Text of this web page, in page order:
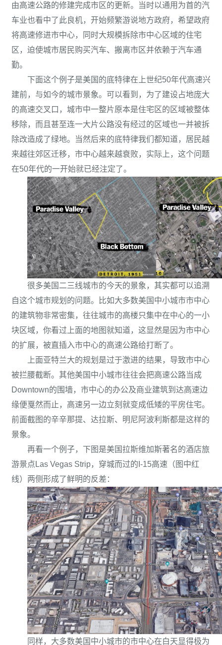
由高速公路的修建完成市区的更新。当时以通用为首的汽
车业也看中了此良机，开始频繁游说地方政府，希望政府
将高速修进市中心，同时大规模拆除市中心区域的住宅
区，迫使城市居民购买汽车、搬离市区并依赖于汽车通
勤。
下面这个例子是美国的底特律在上世纪50年代高速兴
建前，与如今的城市景象。可以看到，为了建设占地庞大
的高速交叉口，城市中一整片原本是住宅区的区域被整体
移除，而且甚至连一大片公路没有经过的区域也一并被拆
除改造成了绿地。当然后来的底特律我们都知道，居民越
来越往郊区迁移，市中心越来越衰败，实际上，这个问题
在50年代的一开始就已经注定了。
很多美国二三线城市的今天的景象，其实都可以追溯
自这个城市规划的问题。比如大多数美国中小城市市中心
的建筑物非常密集，往往城市的高楼只集中在中心的一小
块区域，你看过上面的地图就知道，这显然是因为市中心
的扩展，被直插入市中心的高速公路给打断了。
上面亚特兰大的规划是过于激进的结果，导致市中心
被拦腰截断。其他美国中小城市往往会把高速公路当成
Downtown的围墙，市中心的办公及商业建筑到达高速边
缘便戛然而止，高速另一边立刻就变成低矮的平房住宅。
前面截图的辛辛那提、达拉斯、明尼阿波利斯都是这样的
景象。
再看一个例子，下图是美国拉斯维加斯著名的酒店旅
游景点Las Vegas Strip，穿城而过的I-15高速（图中红
线）两侧形成了鲜明的反差：
同样，大多数美国中小城市的市中心在白天显得极为